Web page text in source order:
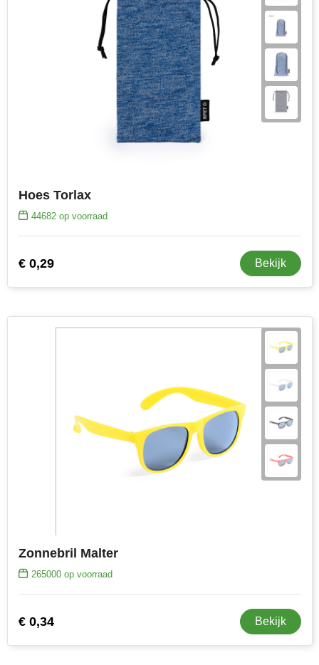
Hoes Torlax
44682op voorraad
€ 0,29 Bekijk
Zonnebril Malter
265000op voorraad
€ 0,34 Bekijk